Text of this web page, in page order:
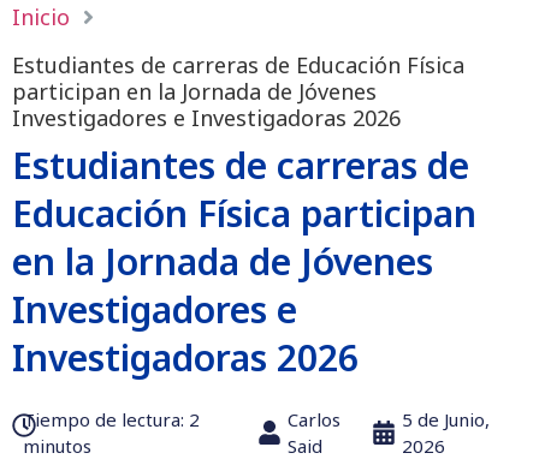
Inicio
Estudiantes de carreras de Educación Física
participan en la Jornada de Jóvenes
Investigadores e Investigadoras 2026
Estudiantes de carreras de
Educación Física participan
en la Jornada de Jóvenes
Investigadores e
Investigadoras 2026
Tiempo de lectura:‎ 2
minutos
Carlos
Said
5 de Junio,
2026